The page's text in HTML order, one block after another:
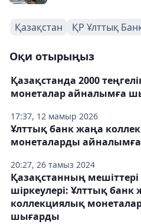
Қазақстан ҚР Ұлттық
Оқи отырыңыз
17:37, 12 мамыр 2026
Қазақстанда 2000
монеталар айналымға
20:27, 26 тамыз 2024
Ұлттық банк жаңа
монеталарды
Қазақстанның
шіркеулері: Ұлттық банк
коллекциялық
шығарды